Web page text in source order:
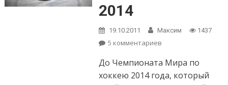
2014
19.10.2011 Максим 1437
5 комментариев
столица ЧМ 2014
До Чемпионата Мира по
хоккею 2014 года, который